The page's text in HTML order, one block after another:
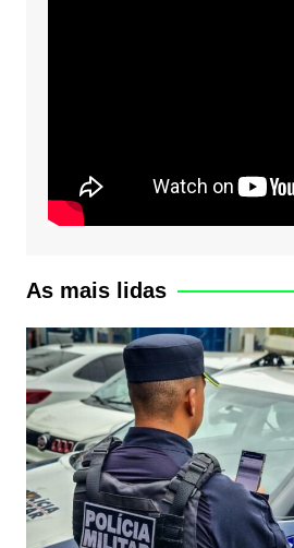
As mais lidas